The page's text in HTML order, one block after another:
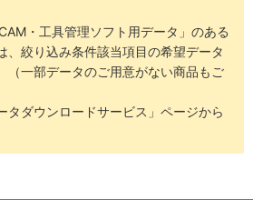
・工具管理ソフト用データ」のある
、絞り込み条件該当項目の希望データ
（一部データのご用意がない商品もご
タダウンロードサービス」ページから